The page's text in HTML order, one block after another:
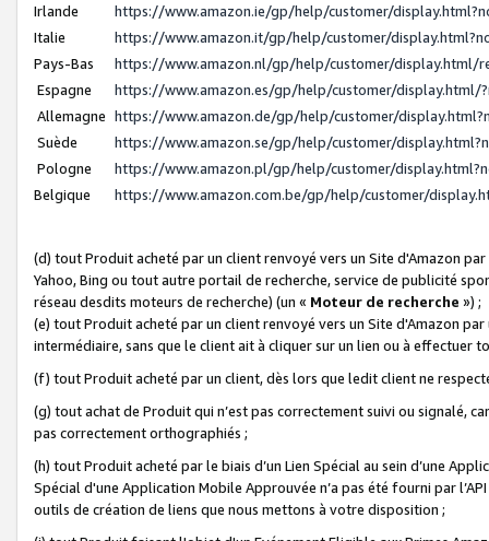
Irlande
https://www.amazon.ie/gp/help/customer/
Italie
https://www.amazon.it/gp/help/customer/
Pays-Bas
https://www.amazon.nl/gp/help/customer/display.html/
Espagne
https://www.amazon.es/gp/help/customer/display.html/
Allemagne https://www.amazon.de/gp/help/customer/
Suède
https://www.amazon.se/gp/help/customer/
Pologne
https://www.amazon.pl/gp/help/customer/
Belgique
https://www.amazon.com.be/gp/help/customer/
(d) tout Produit acheté par un client renvoyé vers un Site d'Amazon
Yahoo, Bing ou tout autre portail de recherche, service de publicité
réseau desdits moteurs de recherche) (un « Moteur de recherche ») ;
(e) tout Produit acheté par un client renvoyé vers un Site d'Amazon
intermédiaire, sans que le client ait à cliquer sur un lien ou à
(f) tout Produit acheté par un client, dès lors que ledit client ne
(g) tout achat de Produit qui n’est pas correctement suivi ou signalé,
pas correctement orthographiés ;
(h) tout Produit acheté par le biais d’un Lien Spécial au sein d’une
Spécial d'une Application Mobile Approuvée n’a pas été fourni par
outils de création de liens que nous mettons à votre disposition ;